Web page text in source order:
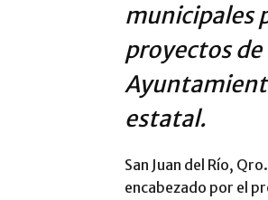
municipales
proyectos
estatal.
San Juan del Río,
encabezado por el